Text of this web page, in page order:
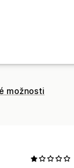
možnosti